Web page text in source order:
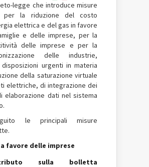
legge che introduce misure
per la riduzione del costo
elettrica e del gas in favore
e delle imprese, per la
delle imprese e per la
delle industrie,
disposizioni urgenti in materia
della saturazione virtuale
elettriche, di integrazione dei
elaborazione dati nel sistema
le principali misure
favore delle imprese
sulla bolletta